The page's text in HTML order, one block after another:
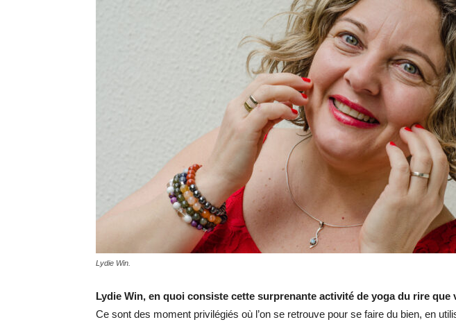
Lydie Win.
Lydie Win, en quoi consiste cette surprenante activité de yoga du rire que
Ce sont des moment privilégiés où l’on se retrouve pour se faire du bien, en